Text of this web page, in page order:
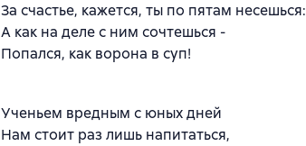
За счастье, кажется, ты по пятам несешься:
А как на деле с ним сочтешься -
Попался, как ворона в суп!
Ученьем вредным с юных дней
Нам стоит раз лишь напитаться,